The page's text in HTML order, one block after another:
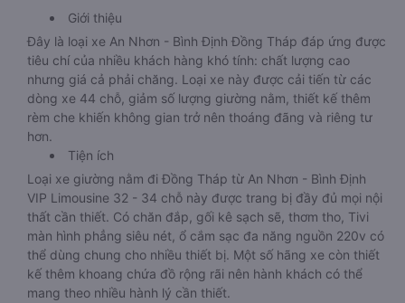
Giới thiệu
Đây là loại xe An Nhơn - Bình Định Đồng Tháp đáp ứng được
tiêu chí của nhiều khách hàng khó tính: chất lượng cao
nhưng giá cả phải chăng. Loại xe này được cải tiến từ các
dòng xe 44 chỗ, giảm số lượng giường nằm, thiết kế thêm
rèm che khiến không gian trở nên thoáng đãng và riêng tư
hơn.
Tiện ích
Loại xe giường nằm đi Đồng Tháp từ An Nhơn - Bình Định
VIP Limousine 32 - 34 chỗ này được trang bị đầy đủ mọi nội
thất cần thiết. Có chăn đắp, gối kê sạch sẽ, thơm tho, Tivi
màn hình phẳng siêu nét, ổ cắm sạc đa năng nguồn 220v có
thể dùng chung cho nhiều thiết bị. Một số hãng xe còn thiết
kế thêm khoang chứa đồ rộng rãi nên hành khách có thể
mang theo nhiều hành lý cần thiết.